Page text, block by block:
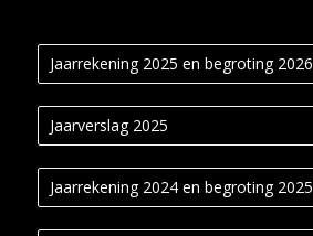
Jaarrekening 2025 en begroting 2026
Jaarverslag 2025
Jaarrekening 2024 en begroting 2025